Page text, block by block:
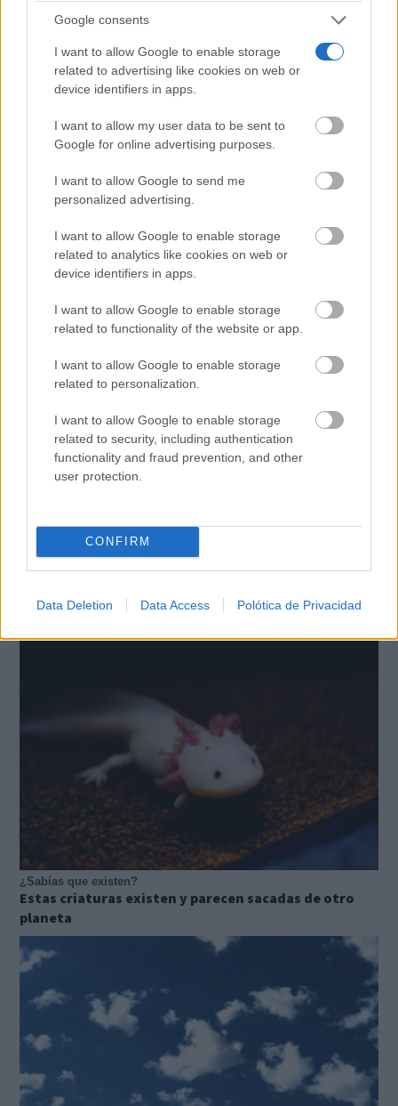
Google consents
I want to allow Google to enable storage
related to advertising like cookies on web or
device identifiers in apps.
I want to allow my user data to be sent to
Google for online advertising purposes.
I want to allow Google to send me
personalized advertising.
I want to allow Google to enable storage
related to analytics like cookies on web or
device identifiers in apps.
I want to allow Google to enable storage
related to functionality of the website or app.
I want to allow Google to enable storage
related to personalization.
I want to allow Google to enable storage
related to security, including authentication
functionality and fraud prevention, and other
user protection.
CONFIRM
Data Deletion Data Access Polótica de Privacidad
El diamante que simboliza la feminidad indomable
¿De verdad hacen esto?
Costumbres que rompen todos los esquemas
El truco contra la cal
Di adiós a la cal del baño con estos sencillos consejos
¿Sabías que existen?
Estas criaturas existen y parecen sacadas de otro
planeta